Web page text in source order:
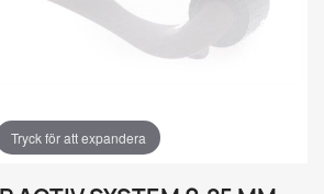
Tryck för att expandera